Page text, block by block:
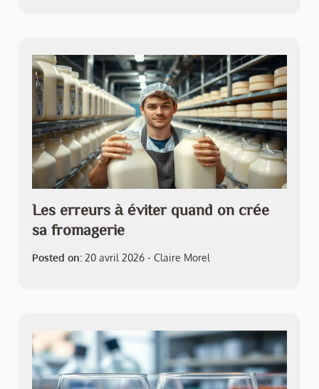
Les erreurs à éviter quand on crée
sa fromagerie
Posted on: 20 avril 2026 - Claire Morel